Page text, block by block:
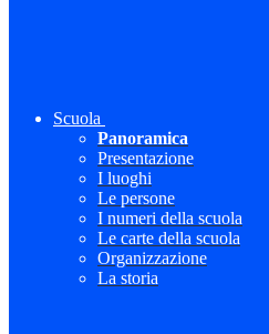
Scuola
Panoramica
Presentazione
I luoghi
Le persone
I numeri della scuola
Le carte della scuola
Organizzazione
La storia